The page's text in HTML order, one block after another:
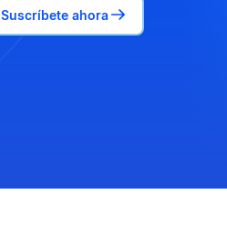
Suscríbete ahora